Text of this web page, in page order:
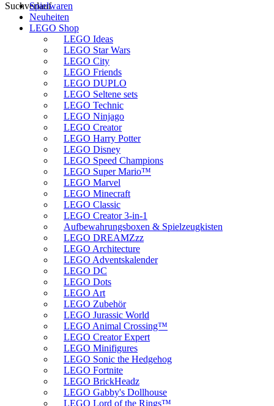
SuchverlaufSpielwaren
Neuheiten
LEGO Shop
LEGO Ideas
LEGO Star Wars
LEGO City
LEGO Friends
LEGO DUPLO
LEGO Seltene sets
LEGO Technic
LEGO Ninjago
LEGO Creator
LEGO Harry Potter
LEGO Disney
LEGO Speed Champions
LEGO Super Mario™
LEGO Marvel
LEGO Minecraft
LEGO Classic
LEGO Creator 3-in-1
Aufbewahrungsboxen & Spielzeugkisten
LEGO DREAMZzz
LEGO Architecture
LEGO Adventskalender
LEGO DC
LEGO Dots
LEGO Art
LEGO Zubehör
LEGO Jurassic World
LEGO Animal Crossing™
LEGO Creator Expert
LEGO Minifigures
LEGO Sonic the Hedgehog
LEGO Fortnite
LEGO BrickHeadz
LEGO Gabby's Dollhouse
LEGO Lord of the Rings™